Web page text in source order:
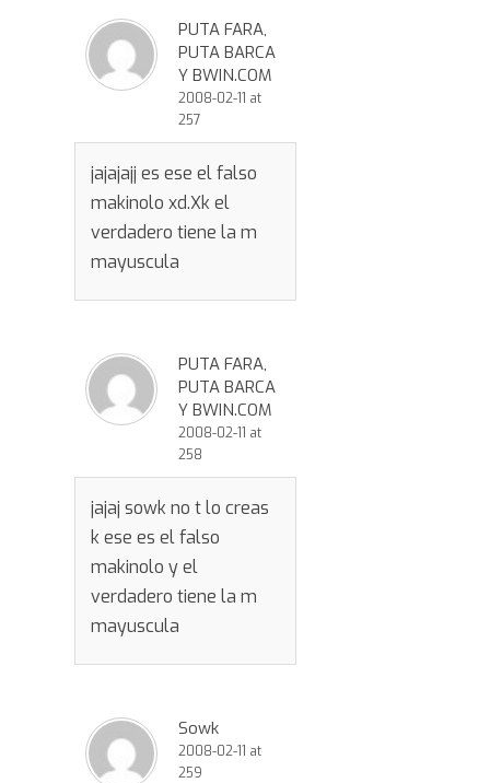
PUTA FARA,
PUTA BARCA
Y BWIN.COM
2008-02-11 at
257
jajajajj es ese el falso
makinolo xd.Xk el
verdadero tiene la m
mayuscula
PUTA FARA,
PUTA BARCA
Y BWIN.COM
2008-02-11 at
258
jajaj sowk no t lo creas
k ese es el falso
makinolo y el
verdadero tiene la m
mayuscula
Sowk
2008-02-11 at
259